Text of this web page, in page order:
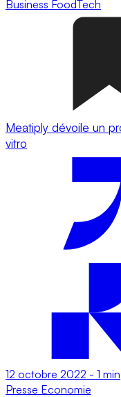
Business FoodTech
Meatiply dévoile un
vitro
12 octobre 2022 - 1 min
Presse Economie